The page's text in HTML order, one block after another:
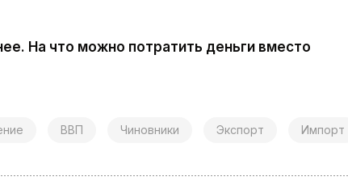
На что можно потратить деньги вместо
ВВП Чиновники Экспорт Импорт